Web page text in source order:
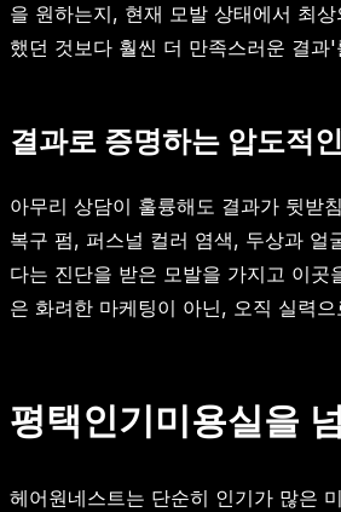
을 원하는지, 현재 모발 상태에서 최
했던 것보다 훨씬 더 만족스러운 결
결과로 증명하는 압도적
아무리 상담이 훌륭해도 결과가 뒷받
복구 펌, 퍼스널 컬러 염색, 두상과 얼
다는 진단을 받은 모발을 가지고 이
은 화려한 마케팅이 아닌, 오직 실력
평택인기미용실을
헤어원네스트는 단순히 인기가 많은